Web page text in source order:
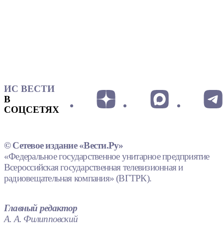
ИС ВЕСТИ
В
СОЦСЕТЯХ
© Сетевое издание «Вести.Ру»
«Федеральное государственное унитарное предприятие
Всероссийская государственная телевизионная и
радиовещательная компания» (ВГТРК).
Главный редактор
А. А. Филипповский